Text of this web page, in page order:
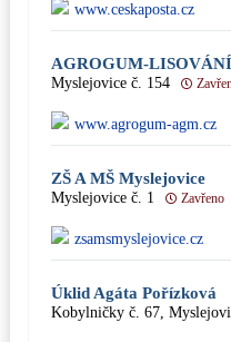
www.ceskaposta.cz
AGROGUM-
Myslejovice č. 154
www.agrogum-agm.cz
ZŠ A MŠ Myslejovice
Myslejovice č. 1 Zavřeno
zsamsmyslejovice.cz
Úklid Agáta Pořízková
Kobylničky č. 67,